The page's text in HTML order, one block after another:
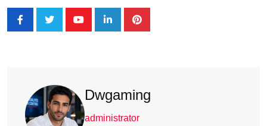
Dwgaming
administrator